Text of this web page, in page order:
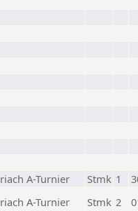
A-Turnier Stmk 1
A-Turnier Stmk 2